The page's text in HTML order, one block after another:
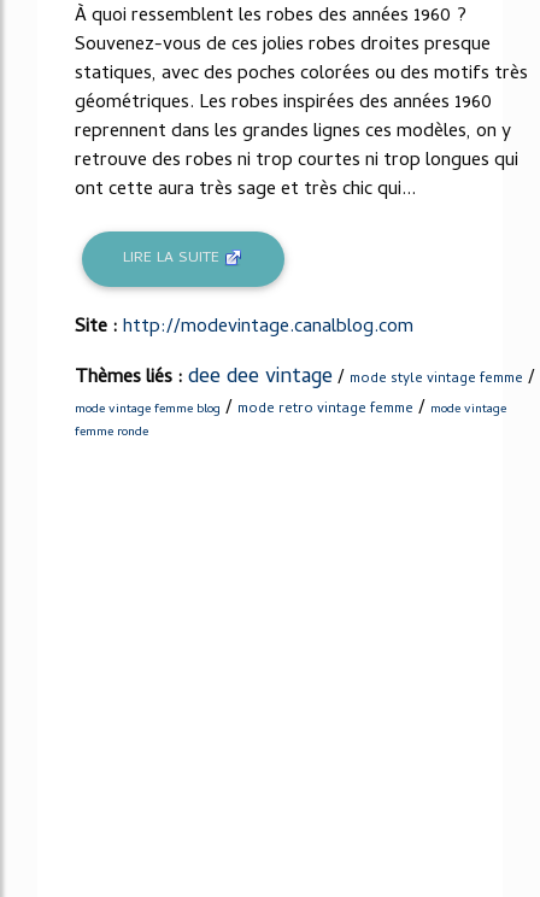
À quoi ressemblent les robes des années 1960 ?
Souvenez-vous de ces jolies robes droites presque
statiques, avec des poches colorées ou des motifs très
géométriques. Les robes inspirées des années 1960
reprennent dans les grandes lignes ces modèles, on y
retrouve des robes ni trop courtes ni trop longues qui
ont cette aura très sage et très chic qui...
LIRE LA SUITE
Site :http://modevintage.canalblog.com
Thèmes liés :dee dee vintage/ mode style vintage femme /
mode vintage femme blog / mode retro vintage femme / mode vintage
femme ronde